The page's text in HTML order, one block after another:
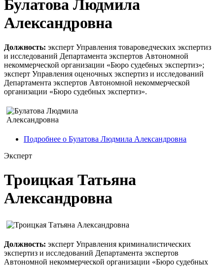
Булатова Людмила
Александровна
Должность: эксперт Управления товароведческих экспертиз
и исследований Департамента экспертов Автономной
некоммерческой организации «Бюро судебных экспертиз»;
эксперт Управления оценочных экспертиз и исследований
Департамента экспертов Автономной некоммерческой
организации «Бюро судебных экспертиз».
Подробнее о Булатова Людмила Александровна
Эксперт
Троицкая Татьяна
Александровна
Должность: эксперт Управления криминалистических
экспертиз и исследований Департамента экспертов
Автономной некоммерческой организации «Бюро судебных